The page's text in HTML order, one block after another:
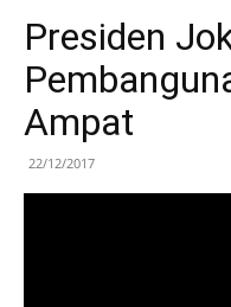
Presiden
Ampat
22/12/2017